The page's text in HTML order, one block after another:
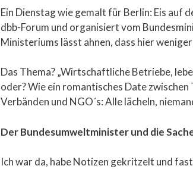
Ein Dienstag wie gemalt für Berlin: Eis auf
dbb-Forum und organisiert vom
Ministeriums lässt ahnen, dass hier
Das Thema? „Wirtschaftliche Betriebe,
oder? Wie ein romantisches Date
Verbänden und NGO´s: Alle lächeln,
Der Bundesumweltminister und die
Ich war da, habe Notizen gekritzelt und